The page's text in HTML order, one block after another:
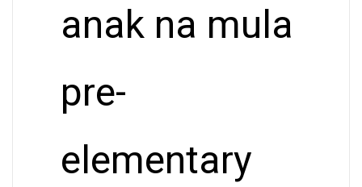
anak na mula
pre-
elementary